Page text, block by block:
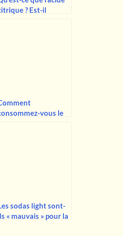
? Est-il
vous le
sodas light sont-
« mauvais » pour la